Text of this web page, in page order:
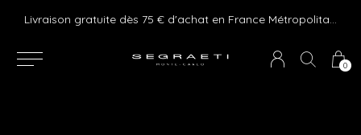
0
Livraison gratuite dès 75 € d'achat en France Métropolitaine et Monaco (hors mobilier)